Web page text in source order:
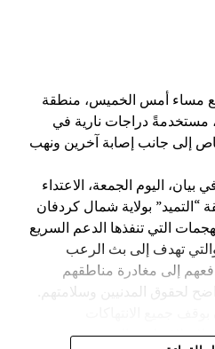
مساء أمس الخميس، منطقة
مستخدمةً دراجات نارية في
عن مقتل 4 أشخاص إلى جانب إصابة آخرين ونهب
اليوم الجمعة، الاعتداء
بولاية شمال كردفان
التي تنفذها الدعم السريع
تهدف إلى بث الرعب
إلى مغادرة مناطقهم
لحقوق المدنيين وسلامتهم.
لا علاقة لهم بالحرب، وتجنيب